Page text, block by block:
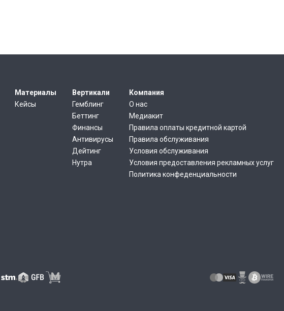
Материалы
Кейсы
Вертикали
Гемблинг
Беттинг
Финансы
Антивирусы
Дейтинг
Нутра
Компания
О нас
Медиакит
Правила оплаты кредитной картой
Правила обслуживания
Условия обслуживания
Условия предоставления рекламных услуг
Политика конфеденциальности